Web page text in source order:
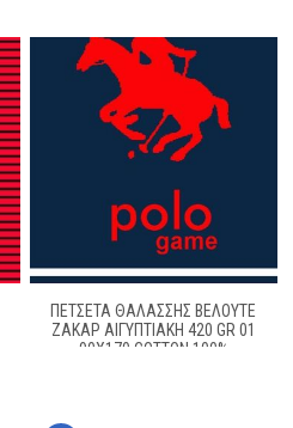
ΠΕΤΣΕΤΑ ΘΑΛΑΣΣΗΣ ΒΕΛΟΥΤΕ
ΖΑΚΆΡ ΑΙΓΥΠΤΙΑΚΉ 420 GR 01
90X170 COTTON 100%